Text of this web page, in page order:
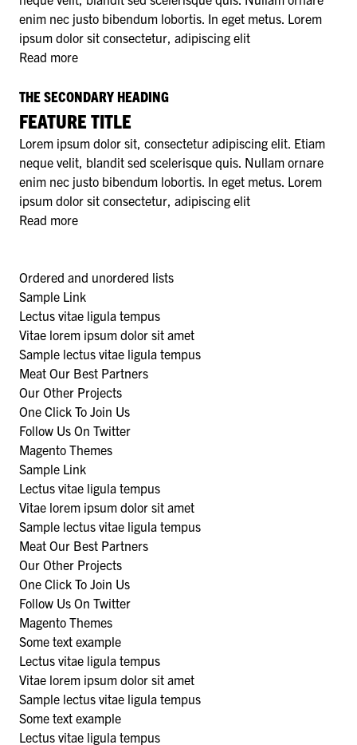
enim nec justo bibendum lobortis. In eget metus. Lorem
ipsum dolor sit consectetur, adipiscing elit
Read more
THE SECONDARY HEADING
FEATURE TITLE
Lorem ipsum dolor sit, consectetur adipiscing elit. Etiam
neque velit, blandit sed scelerisque quis. Nullam ornare
enim nec justo bibendum lobortis. In eget metus. Lorem
ipsum dolor sit consectetur, adipiscing elit
Read more
Ordered and unordered lists
Sample Link
Lectus vitae ligula tempus
Vitae lorem ipsum dolor sit amet
Sample lectus vitae ligula tempus
Meat Our Best Partners
Our Other Projects
One Click To Join Us
Follow Us On Twitter
Magento Themes
Sample Link
Lectus vitae ligula tempus
Vitae lorem ipsum dolor sit amet
Sample lectus vitae ligula tempus
Meat Our Best Partners
Our Other Projects
One Click To Join Us
Follow Us On Twitter
Magento Themes
Some text example
Lectus vitae ligula tempus
Vitae lorem ipsum dolor sit amet
Sample lectus vitae ligula tempus
Some text example
Lectus vitae ligula tempus